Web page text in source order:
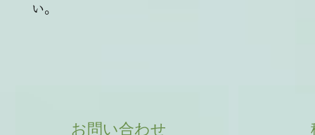
い。
お問い合わせ